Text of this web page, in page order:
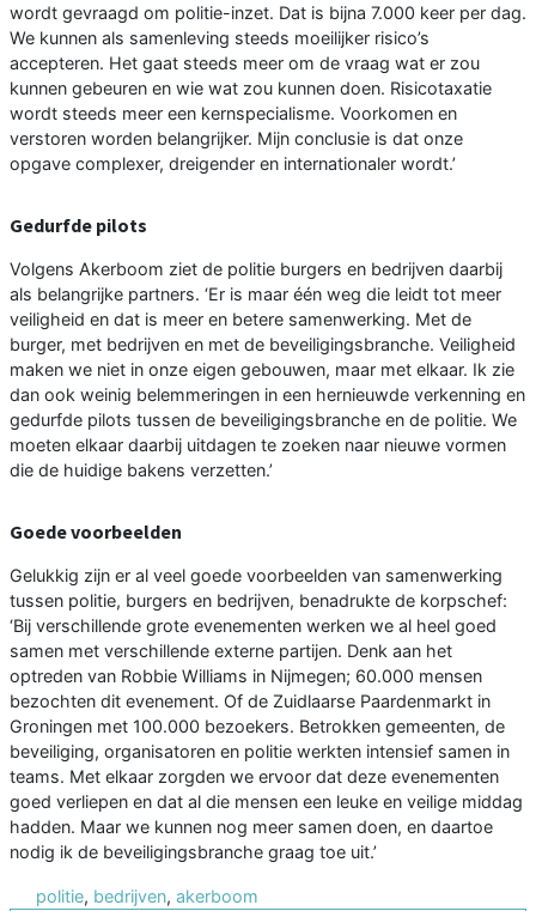
wordt gevraagd om politie-inzet. Dat is bijna 7.000 keer per dag.
We kunnen als samenleving steeds moeilijker risico’s
accepteren. Het gaat steeds meer om de vraag wat er zou
kunnen gebeuren en wie wat zou kunnen doen. Risicotaxatie
wordt steeds meer een kernspecialisme. Voorkomen en
verstoren worden belangrijker. Mijn conclusie is dat onze
opgave complexer, dreigender en internationaler wordt.’
Gedurfde pilots
Volgens Akerboom ziet de politie burgers en bedrijven daarbij
als belangrijke partners. ‘Er is maar één weg die leidt tot meer
veiligheid en dat is meer en betere samenwerking. Met de
burger, met bedrijven en met de beveiligingsbranche. Veiligheid
maken we niet in onze eigen gebouwen, maar met elkaar. Ik zie
dan ook weinig belemmeringen in een hernieuwde verkenning en
gedurfde pilots tussen de beveiligingsbranche en de politie. We
moeten elkaar daarbij uitdagen te zoeken naar nieuwe vormen
die de huidige bakens verzetten.’
Goede voorbeelden
Gelukkig zijn er al veel goede voorbeelden van samenwerking
tussen politie, burgers en bedrijven, benadrukte de korpschef:
‘Bij verschillende grote evenementen werken we al heel goed
samen met verschillende externe partijen. Denk aan het
optreden van Robbie Williams in Nijmegen; 60.000 mensen
bezochten dit evenement. Of de Zuidlaarse Paardenmarkt in
Groningen met 100.000 bezoekers. Betrokken gemeenten, de
beveiliging, organisatoren en politie werkten intensief samen in
teams. Met elkaar zorgden we ervoor dat deze evenementen
goed verliepen en dat al die mensen een leuke en veilige middag
hadden. Maar we kunnen nog meer samen doen, en daartoe
nodig ik de beveiligingsbranche graag toe uit.’
politie, bedrijven, akerboom